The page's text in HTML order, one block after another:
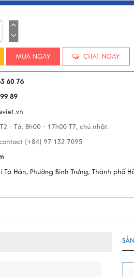
MUA NGAY CHAT NGAY
60 76
89
- T6, 8h00 - 17h00 T7, chủ nhật.
(+84) 97 132 7095
Tá Hán, Phường Bình Trưng, Thành phố